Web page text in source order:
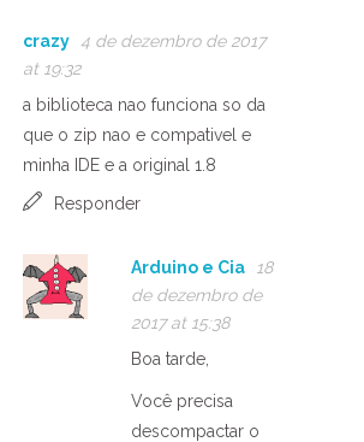
crazy
4 de dezembro de 2017
at 19:32
a biblioteca nao funciona so da
que o zip nao e compativel e
minha IDE e a original 1.8
Responder
Arduino e Cia
18
de dezembro de
2017 at 15:38
Boa tarde,
Você precisa
descompactar o